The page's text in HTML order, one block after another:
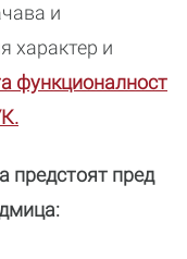
и
характер и
функционалност
предстоят пред